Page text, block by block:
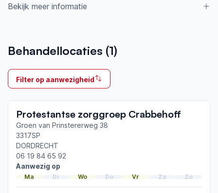
Bekijk meer informatie
2016
Ik behandel
Op locatie & Thuis
netwerk
Drechtsteden
Afgeronde ParkinsonNet-scholingen
ParkinsonNet congres 2026
ParkinsonNet congres 2025
ParkinsonNet congres 2024
Behandellocaties (1)
Filter op aanwezigheid
Protestantse zorggroep Crabbehoff
Groen van Prinstererweg 38
3317SP
DORDRECHT
06 19 84 65 92
Aanwezig op
Ma Di Wo Do Vr Za Zo